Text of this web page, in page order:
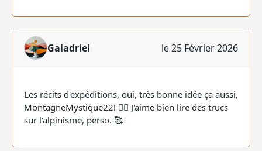
Galadriel le 25 Février 2026
Les récits d'expéditions, oui, très bonne idée ça aussi,
MontagneMystique22! 👍🏻 J'aime bien lire des trucs
sur l'alpinisme, perso. 🥰